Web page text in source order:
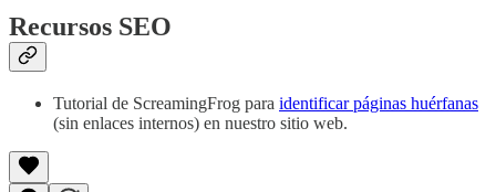
Recursos SEO
Tutorial de ScreamingFrog para identificar páginas huérfanas
(sin enlaces internos) en nuestro sitio web.